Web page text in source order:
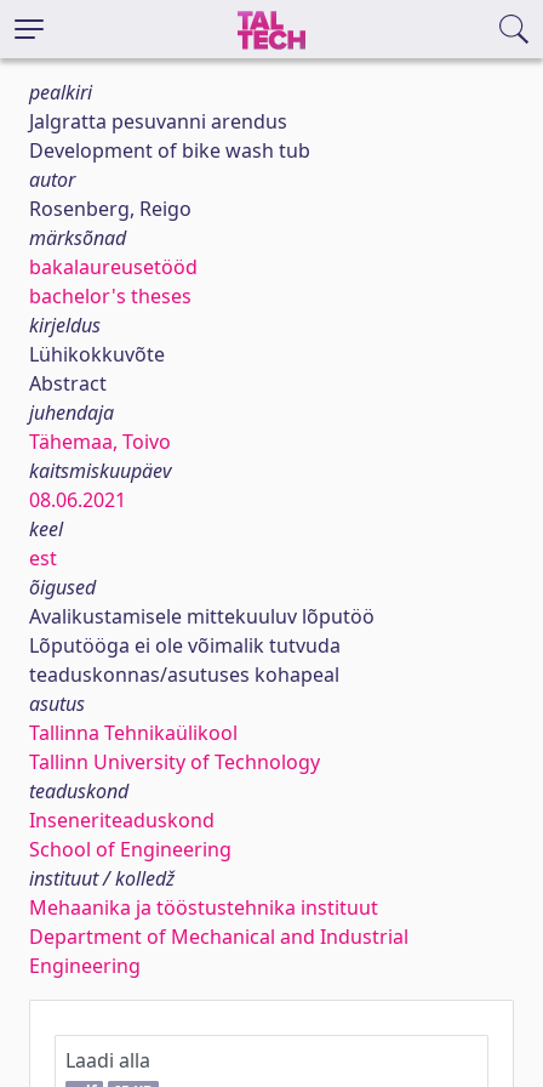
pealkiri
Jalgratta pesuvanni arendus
Development of bike wash tub
autor
Rosenberg, Reigo
märksõnad
bakalaureusetööd
bachelor's theses
kirjeldus
Lühikokkuvõte
Abstract
juhendaja
Tähemaa, Toivo
kaitsmiskuupäev
08.06.2021
keel
est
õigused
Avalikustamisele mittekuuluv lõputöö
Lõputööga ei ole võimalik tutvuda
teaduskonnas/asutuses kohapeal
asutus
Tallinna Tehnikaülikool
Tallinn University of Technology
teaduskond
Inseneriteaduskond
School of Engineering
instituut / kolledž
Mehaanika ja tööstustehnika instituut
Department of Mechanical and Industrial
Engineering
Laadi alla